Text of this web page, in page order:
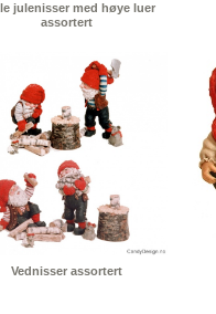
julenisser med høye luer
assortert
Vednisser assortert